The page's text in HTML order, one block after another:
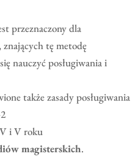
przeznaczony dla
, znających tę metodę
nauczyć posługiwania i
także zasady posługiwania
i V roku
magisterskich.